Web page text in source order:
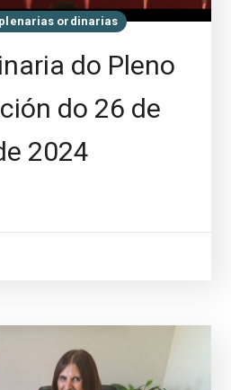
ordinarias
do Pleno
do 26 de
2024